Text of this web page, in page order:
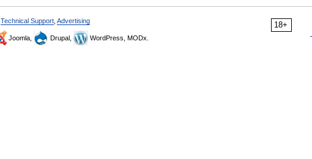
18+
Technical Support Advertising
Joomla, Drupal, WordPress, MODx.